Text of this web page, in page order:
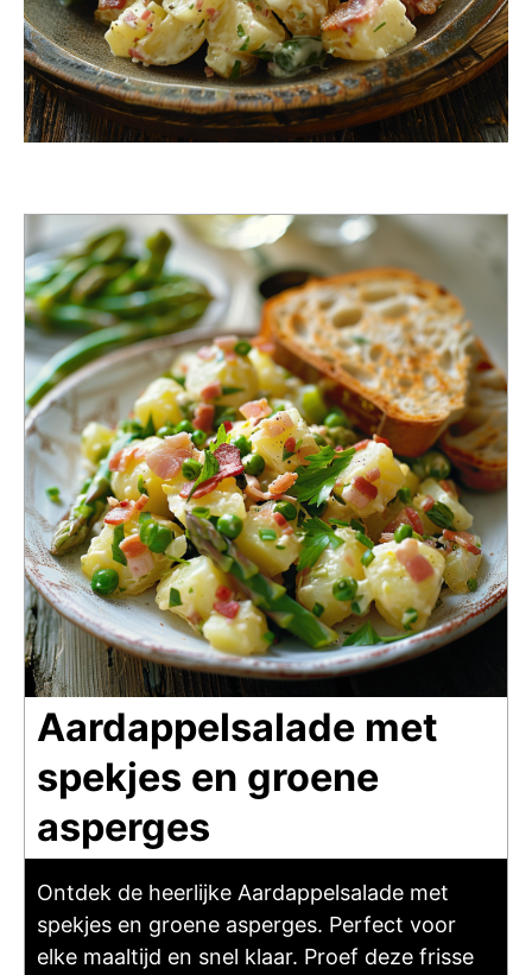
Aardappelsalade met
spekjes en groene
asperges
Ontdek de heerlijke Aardappelsalade met
spekjes en groene asperges. Perfect voor
elke maaltijd en snel klaar. Proef deze frisse